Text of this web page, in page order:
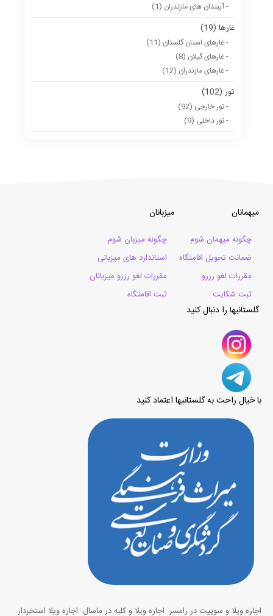
- آببندان های مازندران (1)
غارها (19)
- غارهای استان گلستان (11)
- غارهای گیلان (8)
- غارهای مازندران (12)
تور (102)
- تور خارجی (92)
- تور داخلی (9)
میهمانان
چگونه میهمان شوم
ضمانت تحویل اقامتگاه
مقررات لغو رزرو
ثبت شکایت
میزبانان
چگونه میزبان شوم
استاندارد های میزبانی
مقررات لغو رزرو میزبانان
ثبت اقامتگاه
گلستانیها را دنبال کنید
با خیال راحت به گلستانیها اعتماد کنید
اجاره ویلا و سوییت در رامسر اجاره ویلا و کلبه در ماسال اجاره ویلا استخردار